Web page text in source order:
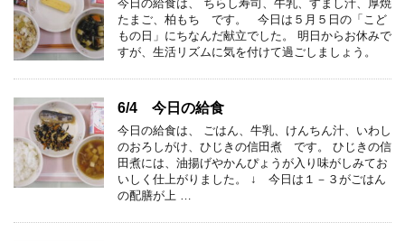
今日の給食は、 ちらし寿司、牛乳、すまし汁、厚焼
たまご、柏もち です。 今日は５月５日の「こど
もの日」にちなんだ献立でした。 明日からお休みで
すが、生活リズムに気を付けて過ごしましょう。
6/4 今日の給食
今日の給食は、 ごはん、牛乳、けんちん汁、いわし
のおろしがけ、ひじきの信田煮 です。 ひじきの信
田煮には、油揚げやかんぴょうが入り味がしみてお
いしく仕上がりました。 ↓ 今日は１－３がごはん
の配膳が上 …